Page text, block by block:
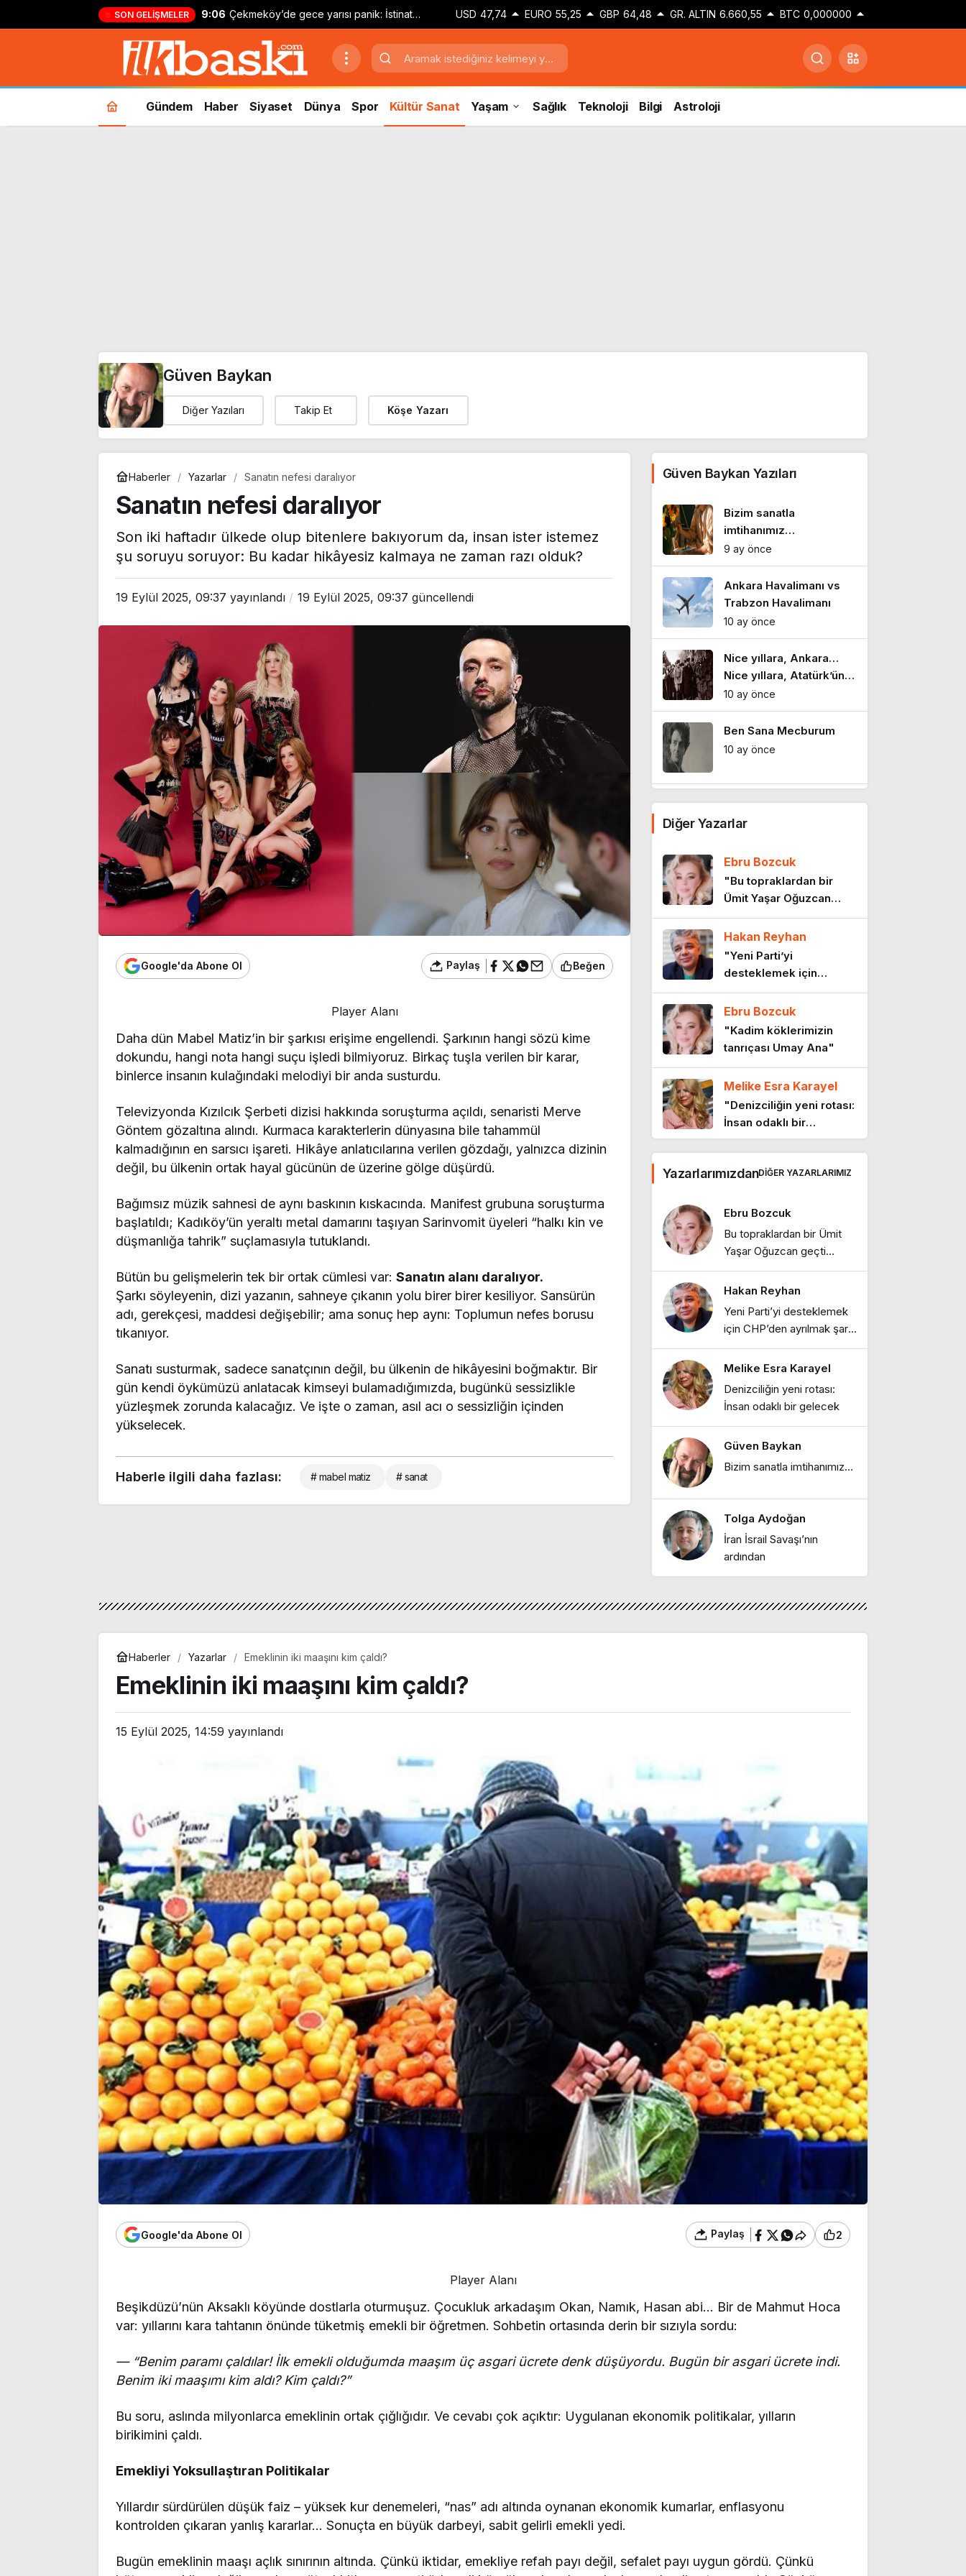
SON GELIŞMELER 9:06 Çekmeköy’de gece yarısı panik: İstinat
duvarı çöktü, bina tahliye edildi
USD 47,74 EURO 55,25 GBP 64,48 GR. ALTIN 6.660,55 BTC 0,000000
Gündem Haber Siyaset Dünya Spor Kültür Sanat Yaşam Sağlık Teknoloji Bilgi Astroloji
Güven Baykan
Diğer Yazıları Takip Et Köşe Yazarı
Haberler Yazarlar Sanatın nefesi daralıyor
Sanatın nefesi daralıyor
Son iki haftadır ülkede olup bitenlere bakıyorum da, insan ister istemez
şu soruyu soruyor: Bu kadar hikâyesiz kalmaya ne zaman razı olduk?
19 Eylül 2025, 09:37 yayınlandı 19 Eylül 2025, 09:37 güncellendi
Google'da Abone Ol Paylaş Beğen
Player Alanı
Daha dün Mabel Matiz’in bir şarkısı erişime engellendi. Şarkının hangi sözü kime
dokundu, hangi nota hangi suçu işledi bilmiyoruz. Birkaç tuşla verilen bir karar,
binlerce insanın kulağındaki melodiyi bir anda susturdu.
Televizyonda Kızılcık Şerbeti dizisi hakkında soruşturma açıldı, senaristi Merve
Göntem gözaltına alındı. Kurmaca karakterlerin dünyasına bile tahammül
kalmadığının en sarsıcı işareti. Hikâye anlatıcılarına verilen gözdağı, yalnızca dizinin
değil, bu ülkenin ortak hayal gücünün de üzerine gölge düşürdü.
Bağımsız müzik sahnesi de aynı baskının kıskacında. Manifest grubuna soruşturma
başlatıldı; Kadıköy’ün yeraltı metal damarını taşıyan Sarinvomit üyeleri “halkı kin ve
düşmanlığa tahrik” suçlamasıyla tutuklandı.
Bütün bu gelişmelerin tek bir ortak cümlesi var:Sanatın alanı daralıyor.
Şarkı söyleyenin, dizi yazanın, sahneye çıkanın yolu birer birer kesiliyor. Sansürün
adı, gerekçesi, maddesi değişebilir; ama sonuç hep aynı: Toplumun nefes borusu
tıkanıyor.
Sanatı susturmak, sadece sanatçının değil, bu ülkenin de hikâyesini boğmaktır. Bir
gün kendi öykümüzü anlatacak kimseyi bulamadığımızda, bugünkü sessizlikle
yüzleşmek zorunda kalacağız. Ve işte o zaman, asıl acı o sessizliğin içinden
yükselecek.
Haberle ilgili daha fazlası: # mabel matiz # sanat
Güven Baykan Yazıları
Bizim sanatla
imtihanımız…
9 ay önce
Ankara Havalimanı vs
Trabzon Havalimanı
10 ay önce
Nice yıllara, Ankara…
Nice yıllara, Atatürk’ün
şehri
10 ay önce
Ben Sana Mecburum
10 ay önce
Yalanın sıradanlığı
10 ay önce
Sanatın yuvasına vurulan
darbe
Emeklinin iki maaşını kim
çaldı?
Değil, Yaşamdır”
11 ay önce
Sınırların ötesinde bir
ülke
11 ay önce
26 Ağustos:
Diğer Yazarlar
Ebru Bozcuk
"Bu topraklardan bir
Ümit Yaşar Oğuzcan
geçti…"
Hakan Reyhan
"Yeni Parti’yi
desteklemek için
CHP’den ayrılmak şart
mı?"
Ebru Bozcuk
"Kadim köklerimizin
tanrıçası Umay Ana"
Melike Esra Karayel
"Denizciliğin yeni rotası:
İnsan odaklı bir
gelecek"
"Tanışmış mıydık?"
Ebru Bozcuk
"Bir sabah ilüzyonu…"
Ebru Bozcuk
"Bir zamanlar İstanbul:
Ebru Bozcuk
"Lilith efsanesi"
Melike Esra Karayel
"İçimizdeki dalgalar:
Ebru Bozcuk
"Mor salkımlar ve
İstanbul köşkleri"
YazarlarımızdanDIĞER YAZARLARIMIZ
Ebru Bozcuk
Bu topraklardan bir Ümit
Yaşar Oğuzcan geçti…
Hakan Reyhan
Yeni Parti’yi desteklemek
için CHP’den ayrılmak şart
mı?
Melike Esra Karayel
Denizciliğin yeni rotası:
İnsan odaklı bir gelecek
Güven Baykan
Bizim sanatla imtihanımız…
Tolga Aydoğan
İran İsrail Savaşı’nın
ardından
Haberler Yazarlar Emeklinin iki maaşını kim çaldı?
Emeklinin iki maaşını kim çaldı?
15 Eylül 2025, 14:59 yayınlandı
Google'da Abone Ol Paylaş 2
Player Alanı
Beşikdüzü’nün Aksaklı köyünde dostlarla oturmuşuz. Çocukluk arkadaşım Okan, Namık, Hasan abi… Bir de Mahmut Hoca
var: yıllarını kara tahtanın önünde tüketmiş emekli bir öğretmen. Sohbetin ortasında derin bir sızıyla sordu:
— “Benim paramı çaldılar! İlk emekli olduğumda maaşım üç asgari ücrete denk düşüyordu. Bugün bir asgari ücrete indi.
Benim iki maaşımı kim aldı? Kim çaldı?”
Bu soru, aslında milyonlarca emeklinin ortak çığlığıdır. Ve cevabı çok açıktır: Uygulanan ekonomik politikalar, yılların
birikimini çaldı.
Emekliyi Yoksullaştıran Politikalar
Yıllardır sürdürülen düşük faiz – yüksek kur denemeleri, “nas” adı altında oynanan ekonomik kumarlar, enflasyonu
kontrolden çıkaran yanlış kararlar… Sonuçta en büyük darbeyi, sabit gelirli emekli yedi.
Bugün emeklinin maaşı açlık sınırının altında. Çünkü iktidar, emekliye refah payı değil, sefalet payı uygun gördü. Çünkü